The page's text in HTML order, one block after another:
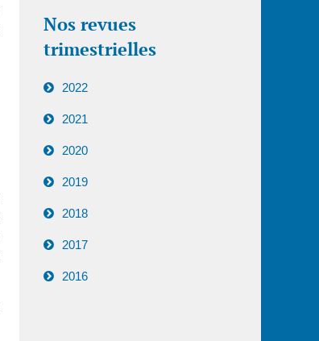
Nos revues
trimestrielles
2022
2021
2020
2019
2018
2017
2016